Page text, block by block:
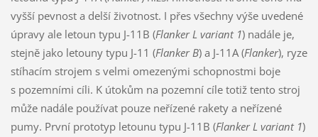
vyšší pevnost a delší životnost. I přes všechny výše uvedené
úpravy ale letoun typu J-11B (Flanker L variant 1) nadále je,
stejně jako letouny typu J-11 (Flanker B) a J-11A (Flanker), ryze
stíhacím strojem s velmi omezenými schopnostmi boje
s pozemními cíli. K útokům na pozemní cíle totiž tento stroj
může nadále používat pouze neřízené rakety a neřízené
pumy. První prototyp letounu typu J-11B (Flanker L variant 1)